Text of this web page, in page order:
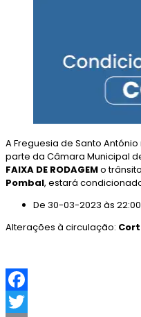
A Freguesia de Santo
parte da Câmara Municipal
FAIXA DE RODAGEMo
Pombal, estará
De 30-03-2023 às
Alterações à circulação:
F